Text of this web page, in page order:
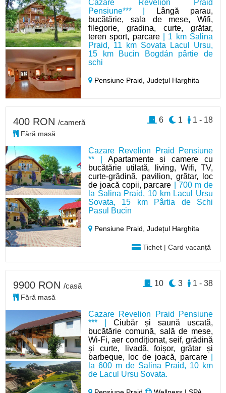
Cazare Revelion Praid
Pensiune*** |
Lângă parau,
bucătărie, sala de mese, Wifi,
filegorie, gradina, curte, grătar,
teren sport, parcare| 1 km Salina
Praid, 11 km Sovata Lacul Ursu,
15 km Bucin Bogdán pârtie de
schi
Pensiune Praid,Județul Harghita
Cazare Revelion Praid Pensiune
** | Apartamente si camere cu
bucătărie utilată, living, Wifi, TV,
curte-grădină, pavilion, grătar, loc
de joacă copii, parcare | 700 m de
la Salina Praid, 10 km Lacul Ursu
Sovata, 15 km Pârtia de Schi
Pasul Bucin
Pensiune Praid,Județul Harghita
Tichet | Card vacanță
400 RON /cameră
Fără masă
1 - 18
1
6
Cazare Revelion Praid Pensiune
*** |Ciubăr și saună uscată,
bucătărie comună, sală de mese,
Wi-Fi, aer condiționat, seif, grădină
și curte, livadă, foișor, grătar și
barbeque, loc de joacă, parcare
la 600 m de Salina Praid, 10 km
de Lacul Ursu Sovata.
9900 RON /casă
Fără masă
1 - 38
3
10